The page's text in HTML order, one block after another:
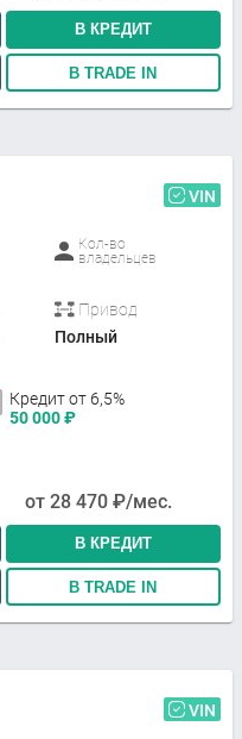
В КРЕДИТ
В TRADE IN
VIN
Кол-во
владельцев
Привод
Полный
Кредит от 6,5%
50 000₽
от 28 470 ₽/мес.
В КРЕДИТ
В TRADE IN
VIN